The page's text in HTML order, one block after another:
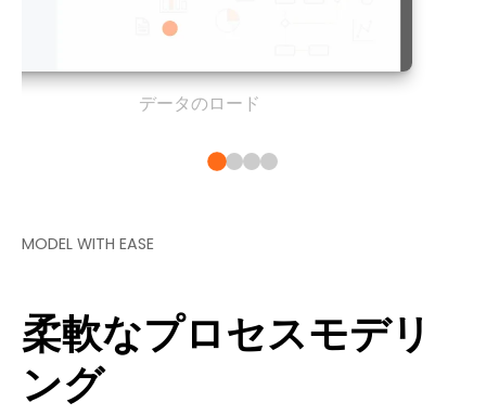
データのロード
MODEL WITH EASE
柔軟なプロセスモデリ
ング